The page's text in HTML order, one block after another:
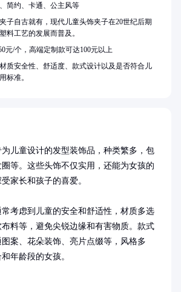
为儿童设计的发型装饰品，种类繁多，包
等。这些头饰不仅实用，还能为女孩的
家长和孩子的喜爱。
考虑到儿童的安全和舒适性，材质多选
料等，避免尖锐边缘和有害物质。款式
图案、花朵装饰、亮片点缀等，风格多
年龄段的女孩。
简约、卡通、公主风等
子自古就有，现代儿童头饰夹子在20世纪后期
料工艺的发展而普及。
元/个，高端定制款可达100元以上
质安全性、舒适度、款式设计以及是否符合儿
标准。